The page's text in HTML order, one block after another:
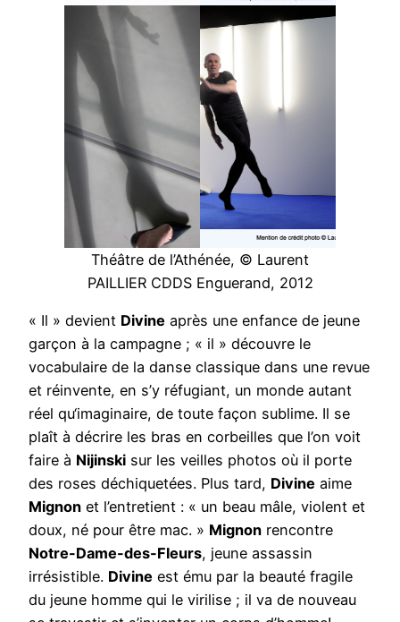
Théâtre de l’Athénée, © Laurent
PAILLIER CDDS Enguerand, 2012
« Il » devient Divine après une enfance de jeune
garçon à la campagne ; « il » découvre le
vocabulaire de la danse classique dans une revue
et réinvente, en s’y réfugiant, un monde autant
réel qu‘imaginaire, de toute façon sublime. Il se
plaît à décrire les bras en corbeilles que l’on voit
faire à Nijinski sur les veilles photos où il porte
des roses déchiquetées. Plus tard, Divine aime
Mignon et l’entretient : « un beau mâle, violent et
doux, né pour être mac. » Mignon rencontre
Notre-Dame-des-Fleurs, jeune assassin
irrésistible. Divine est ému par la beauté fragile
du jeune homme qui le virilise ; il va de nouveau